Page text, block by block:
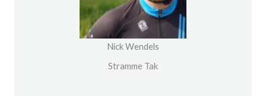
Nick Wendels
Stramme Tak